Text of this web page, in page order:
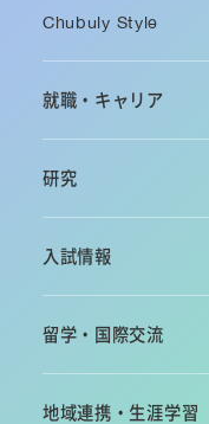
Chubuly Style
就職・キャリア
研究
入試情報
留学・国際交流
地域連携・生涯学習